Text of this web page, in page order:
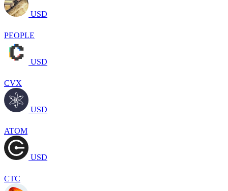
USD
PEOPLE
USD
CVX
USD
ATOM
USD
CTC